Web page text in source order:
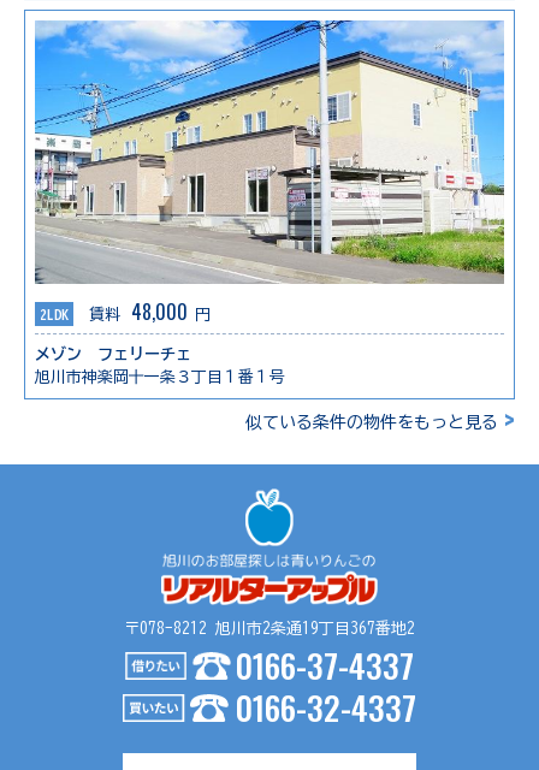
2LDK 賃料 48,000 円
メゾン フェリーチェ
旭川市神楽岡十一条３丁目１番１号
似ている条件の物件をもっと見る >
〒078-8212 旭川市2条通19丁目367番地2
0166-37-4337
0166-32-4337